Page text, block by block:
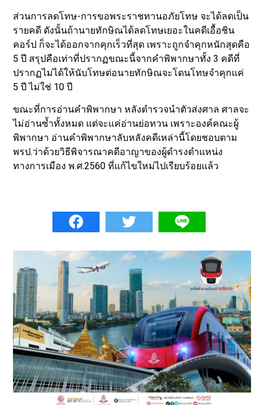
ส่วนการลดโทษ-การขอพระราชทานอภัยโทษ จะได้ลดเป็น
รายคดี ดังนั้นถ้านายทักษิณได้ลดโทษเยอะในคดีเอื้อชิน
คอร์ป ก็จะได้ออกจากคุกเร็วที่สุด เพราะถูกจำคุกหนักสุดคือ
5 ปี สรุปคือเท่าที่ปรากฏขณะนี้จากคำพิพากษาทั้ง 3 คดีที่
ปรากฏไม่ได้ให้นับโทษต่อนายทักษิณจะโดนโทษจำคุกแค่
5 ปี ไม่ใช่ 10 ปี
ขณะที่การอ่านคำพิพากษา หลังตำรวจนำตัวส่งศาล ศาลจะ
ไม่อ่านซ้ำทั้งหมด แต่จะแค่อ่านย่อทวน เพราะองค์คณะผู้
พิพากษา อ่านคำพิพากษาลับหลังคดีเหล่านี้โดยชอบตาม
พรป.ว่าด้วยวิธีพิจารณาคดีอาญาของผู้ดำรงตำแหน่ง
ทางการเมือง พ.ศ.2560 ที่แก้ไขใหม่ไปเรียบร้อยแล้ว